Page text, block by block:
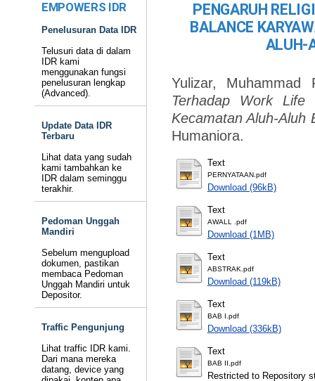
EMPOWERS IDR
Penelusuran Data IDR
Telusuri data di dalam
IDR kami
menggunakan fungsi
penelusuran lengkap
(Advanced).
Update Data IDR
Terbaru
Lihat data yang sudah
kami tambahkan ke
IDR dalam seminggu
terakhir.
Pedoman Unggah
Mandiri
Sebelum mengupload
dokumen, pastikan
membaca Pedoman
Unggah Mandiri untuk
Depositor.
Traffic Pengunjung
Lihat traffic IDR kami.
Dari mana mereka
datang, device yang
PENGARUH
BALANCE
ALUH-
Yulizar, Muhammad
Terhadap Work
Kecamatan Aluh-Aluh
Humaniora.
Text
PERNYATAAN.pdf
Download (96kB)
Text
AWALL .pdf
Download (1MB)
Text
ABSTRAK.pdf
Download (119kB)
Text
BAB I.pdf
Download (336kB)
Text
BAB II.pdf
Restricted to Repository